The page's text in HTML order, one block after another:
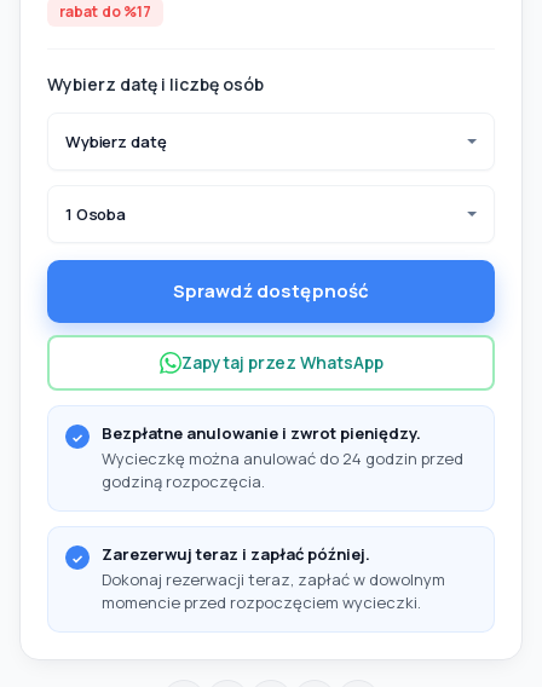
rabat do %17
Wybierz datę i liczbę osób
Wybierz datę
1 Osoba
Sprawdź dostępność
Zapytaj przez WhatsApp
Bezpłatne anulowanie i zwrot pieniędzy.
Wycieczkę można anulować do 24 godzin przed
godziną rozpoczęcia.
Zarezerwuj teraz i zapłać później.
Dokonaj rezerwacji teraz, zapłać w dowolnym
momencie przed rozpoczęciem wycieczki.